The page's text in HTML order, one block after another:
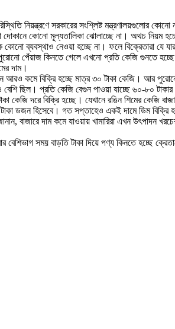
নিয়ন্ত্রণে সরকারের সংশ্লিষ্ট মন্ত্রণালয়গুলোর
কোনো মূল্যতালিকা ঝোলাচ্ছে না। অথচ নিয়ম
ব্যবস্থাও নেওয়া হচ্ছে না। ফলে বিক্রেতারা
পেঁয়াজ কিনতে গেলে এখনো প্রতি কেজি গুনতে
দাম।
আরও কমে বিক্রি হচ্ছে মাত্র ৩০ টাকা কেজি। আর
ছিল। প্রতি কেজি বেগুন পাওয়া যাচ্ছে ৬০-৮০
দরে বিক্রি হচ্ছে। যেখানে রঙিন শিমের কেজি
ডজন হিসেবে। গত সপ্তাহেও একই দামে ডিম বিক্রি
বাজারে দাম কমে যাওয়ায় খামারিরা এখন
সময় বাড়তি টাকা দিয়ে পণ্য কিনতে হচ্ছে